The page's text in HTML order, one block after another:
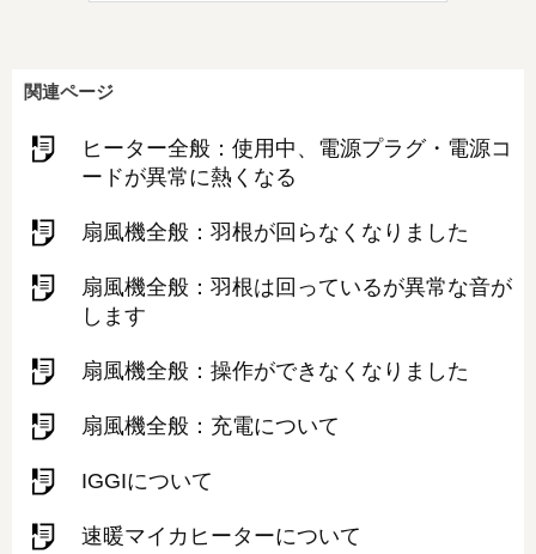
関連ページ
ヒーター全般：使⽤中、電源プラグ・電源コ
ードが異常に熱くなる
扇風機全般：羽根が回らなくなりました
扇風機全般：羽根は回っているが異常な音が
します
扇風機全般：操作ができなくなりました
扇風機全般：充電について
IGGIについて
速暖マイカヒーターについて